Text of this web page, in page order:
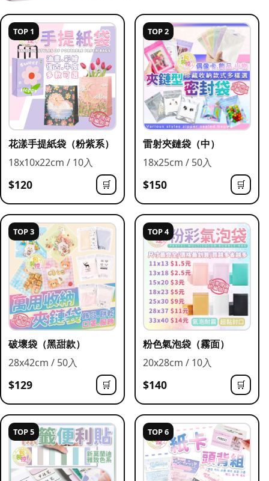
TOP 1
花漾手提紙袋（粉紫系）
18x10x22cm / 10入
$120 🛒
TOP 2
雷射夾鏈袋（中）
18x25cm / 50入
$150 🛒
TOP 3
破壞袋（黑甜款）
28x42cm / 50入
$129 🛒
TOP 4
粉色氣泡袋（霧面）
20x28cm / 10入
$140 🛒
TOP 5 TOP 6